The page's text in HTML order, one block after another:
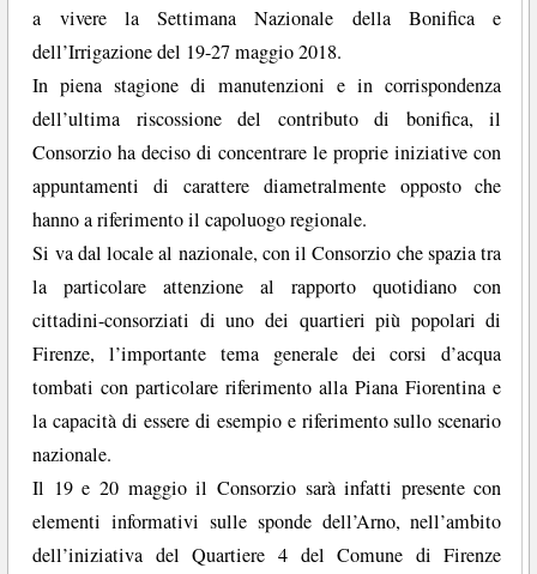
a vivere la Settimana Nazionale della Bonifica e
dell’Irrigazione del 19-27 maggio 2018.
In piena stagione di manutenzioni e in corrispondenza
dell’ultima riscossione del contributo di bonifica, il
Consorzio ha deciso di concentrare le proprie iniziative con
appuntamenti di carattere diametralmente opposto che
hanno a riferimento il capoluogo regionale.
Si va dal locale al nazionale, con il Consorzio che spazia tra
la particolare attenzione al rapporto quotidiano con
cittadini-consorziati di uno dei quartieri più popolari di
Firenze, l’importante tema generale dei corsi d’acqua
tombati con particolare riferimento alla Piana Fiorentina e
la capacità di essere di esempio e riferimento sullo scenario
nazionale.
Il 19 e 20 maggio il Consorzio sarà infatti presente con
elementi informativi sulle sponde dell’Arno, nell’ambito
dell’iniziativa del Quartiere 4 del Comune di Firenze